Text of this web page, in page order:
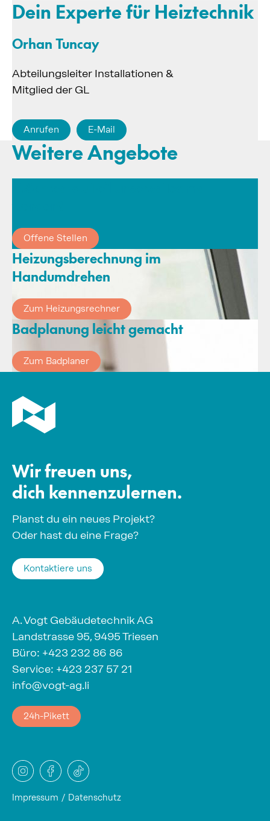
Dein Experte für Heiztechnik
Orhan Tuncay
Abteilungsleiter Installationen &
Mitglied der GL
Anrufen E-Mail
Weitere Angebote
Offene Stellen
Heizungsberechnung im
Handumdrehen
Zum Heizungsrechner
Badplanung leicht gemacht
Zum Badplaner
Wir freuen uns,
dich kennenzulernen.
Planst du ein neues Projekt?
Oder hast du eine Frage?
Kontaktiere uns
A. Vogt Gebäudetechnik AG
Landstrasse 95, 9495 Triesen
Büro: +423 232 86 86
Service: +423 237 57 21
info@vogt-ag.li
24h-Pikett
Impressum Datenschutz